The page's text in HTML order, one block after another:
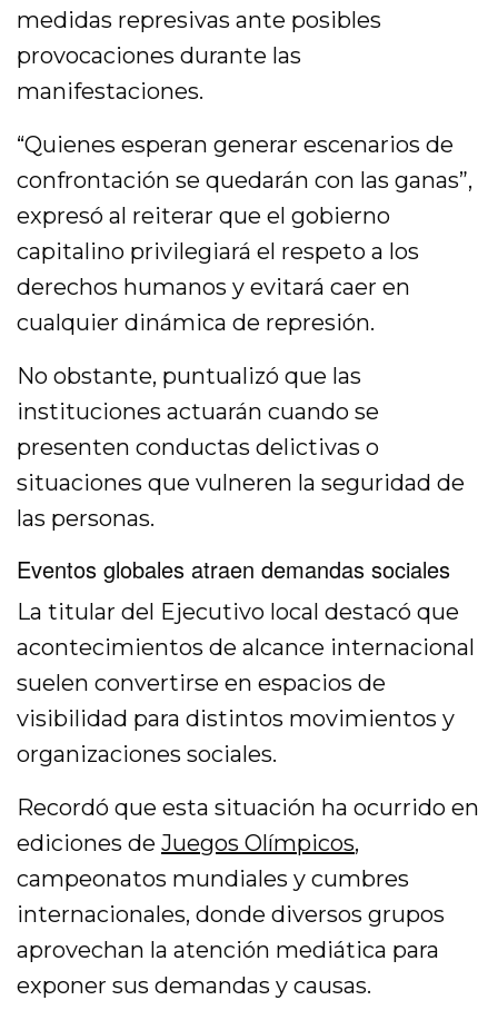
medidas represivas ante posibles
provocaciones durante las
manifestaciones.
“Quienes esperan generar escenarios de
confrontación se quedarán con las ganas”,
expresó al reiterar que el gobierno
capitalino privilegiará el respeto a los
derechos humanos y evitará caer en
cualquier dinámica de represión.
No obstante, puntualizó que las
instituciones actuarán cuando se
presenten conductas delictivas o
situaciones que vulneren la seguridad de
las personas.
Eventos globales atraen demandas sociales
La titular del Ejecutivo local destacó que
acontecimientos de alcance internacional
suelen convertirse en espacios de
visibilidad para distintos movimientos y
organizaciones sociales.
Recordó que esta situación ha ocurrido en
ediciones deJuegos Olímpicos,
campeonatos mundiales y cumbres
internacionales, donde diversos grupos
aprovechan la atención mediática para
exponer sus demandas y causas.